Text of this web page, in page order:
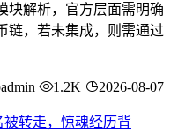
块解析，官方层面需明确
链，若未集成，则需通过
1.2K 2026-08-07